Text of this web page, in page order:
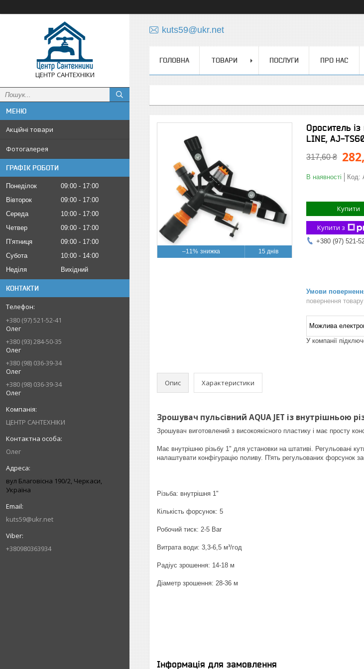
ЦЕНТР САНТЕХНІКИ
Акційні товари
Фотогалерея
ГРАФІК РОБОТИ
Понеділок 09:00
17:00
Вівторок
09:00
17:00
Середа
10:00
17:00
Четвер
09:00
17:00
Пʼятниця
09:00
17:00
Субота
10:00
14:00
Неділя
Вихідний
КОНТАКТИ
+380 (97) 521-52-41
Олег
+380 (93) 284-50-35
Олег
+380 (98) 036-39-34
Олег
+380 (98) 036-39-34
Олег
ЦЕНТР САНТЕХНІКИ
Олег
вул Благовісна 190/2, Черкаси,
Україна
kuts59@ukr.net
+380980363934
kuts59@ukr.net
ГОЛОВНА ТОВАРИ ПОСЛУГИ ПРО НАС
–11% 15 днів
Ороситель
LINE, AJ-
317,60 ₴
В наявності Код:
Купити
Купити з
+380 (97) 521-
повернення
У компанії
Опис Характеристики
Зрошувач пульсівний AQUA JET із внутрішньою
Зрошувач виготовлений з високоякісного пластику і має просту
Має внутрішню різьбу 1" для установки на штативі. Регульовані
налаштувати конфігурацію поливу. П'ять регульованих форсунок
Різьба: внутрішня 1"
Кількість форсунок: 5
Робочий тиск: 2-5 Bar
Витрата води: 3,3-6,5 м³/год
Радіус зрошення: 14-18 м
Діаметр зрошення: 28-36 м
Інформація для замовлення